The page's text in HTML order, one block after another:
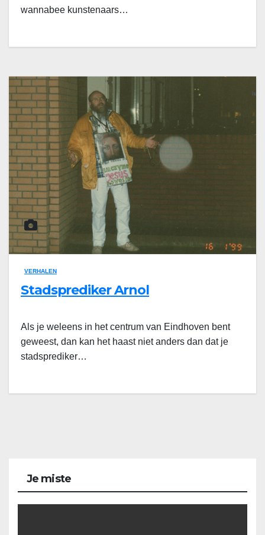
wannabee kunstenaars…
VERHALEN
Stadsprediker Arnol
Als je weleens in het centrum van Eindhoven bent
geweest, dan kan het haast niet anders dan dat je
stadsprediker…
Je miste